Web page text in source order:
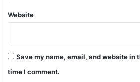
Website
Save my name, email, and website in
time I comment.